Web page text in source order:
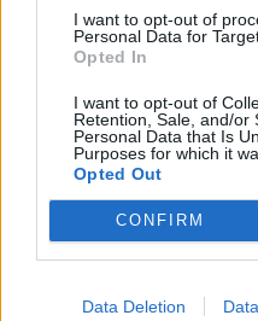
I want to opt-out of
Personal Data for
Opted In
I want to opt-out of
Retention, Sale, and/or
Personal Data that Is
Purposes for which it
Opted Out
CONFIRM
Data Deletion
KRÓNIKA
Záporok,
a kánikula után –
előrejelzés
Csütörtök-péntekig
Románia legtöbb
fokozott hőterhelésre
zivatarok valószínűsége.